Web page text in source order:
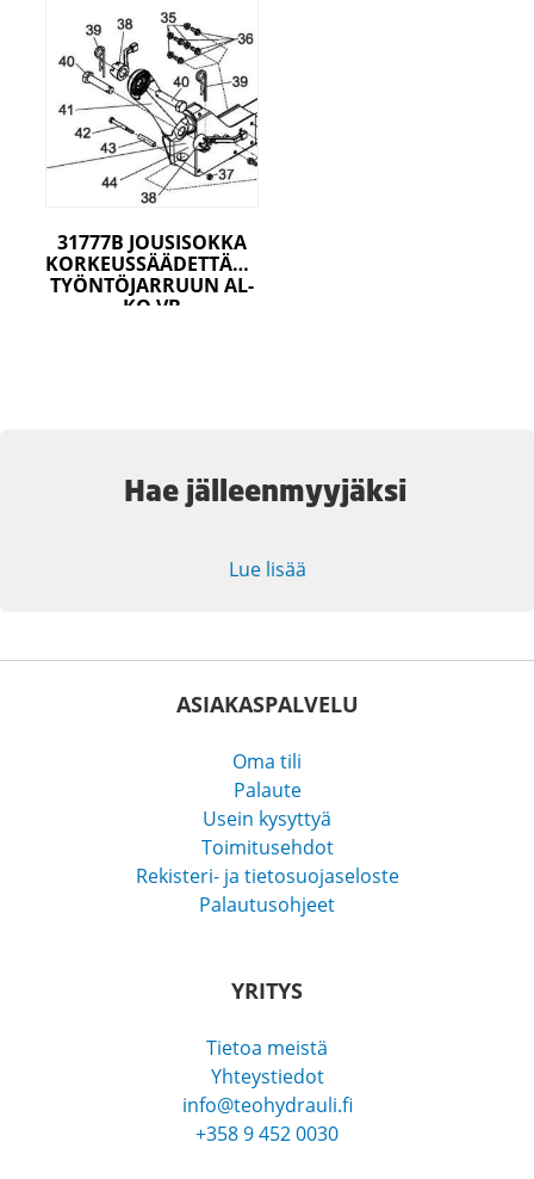
31777B JOUSISOKKA
KORKEUSSÄÄDETTÄVÄÄN
TYÖNTÖJARRUUN AL-
KO VB
Hae jälleenmyyjäksi
Lue lisää
ASIAKASPALVELU
Oma tili
Palaute
Usein kysyttyä
Toimitusehdot
Rekisteri- ja tietosuojaseloste
Palautusohjeet
YRITYS
Tietoa meistä
Yhteystiedot
info@teohydrauli.fi
+358 9 452 0030